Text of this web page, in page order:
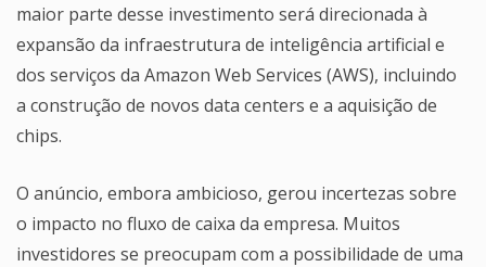
maior parte desse investimento será direcionada à
expansão da infraestrutura de inteligência artificial e
dos serviços da Amazon Web Services (AWS), incluindo
a construção de novos data centers e a aquisição de
chips.
O anúncio, embora ambicioso, gerou incertezas sobre
o impacto no fluxo de caixa da empresa. Muitos
investidores se preocupam com a possibilidade de uma